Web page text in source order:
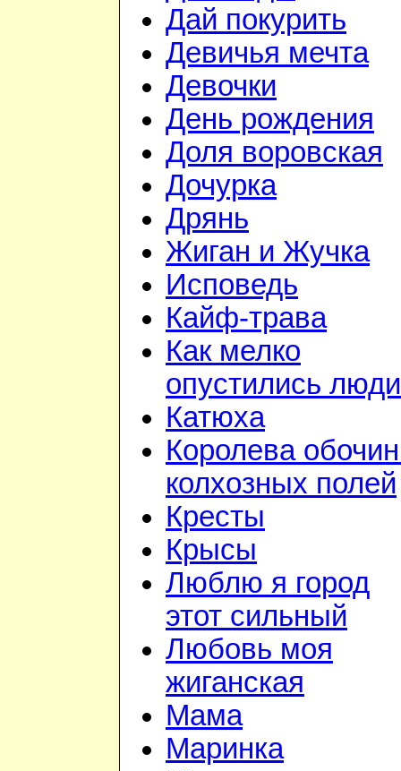
Дай покурить
Девичья мечта
Девочки
День рождения
Доля воровская
Дочурка
Дрянь
Жиган и Жучка
Исповедь
Кайф-трава
Как мелко
опустились люди
Катюха
Королева
колхозных полей
Кресты
Крысы
Люблю я город
этот сильный
Любовь моя
жиганская
Мама
Маринка